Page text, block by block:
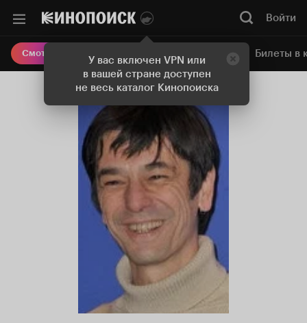
У вас включен VPN или
в вашей стране доступен
не весь каталог Кинопоиска
Войти
Смотреть кино Онлайн-кинотеатр Билеты в